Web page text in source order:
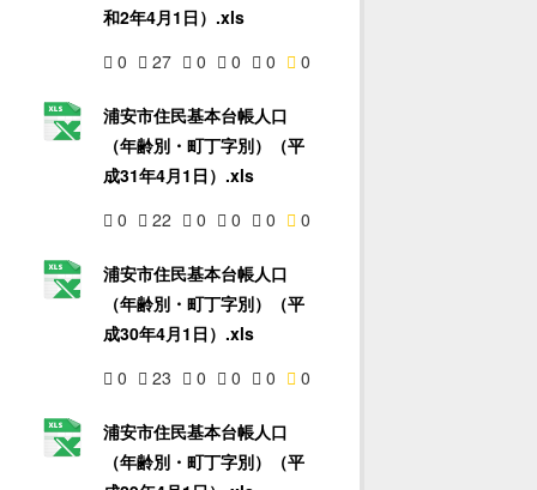
和2年4月1日）.xls
0
27 0 0 0 0
浦安市住民基本台帳人口
（年齢別・町丁字別）（平
成31年4月1日）.xls
0
22 0 0 0 0
浦安市住民基本台帳人口
（年齢別・町丁字別）（平
成30年4月1日）.xls
0
23 0 0 0 0
浦安市住民基本台帳人口
（年齢別・町丁字別）（平